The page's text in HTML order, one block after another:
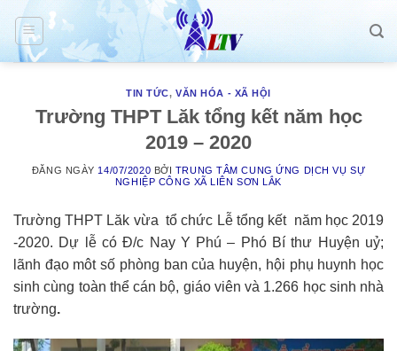
Skip
content
TIN TỨC,VĂN HÓA - XÃ HỘI
Trường THPT Lăk tổng kết năm học
2019 – 2020
ĐĂNG NGÀY 14/07/2020 BỞI TRUNG TÂM CUNG ỨNG DỊCH VỤ SỰ
NGHIỆP CÔNG XÃ LIÊN SƠN LẮK
Trường THPT Lăk vừa tổ chức Lễ tổng kết năm học 2019
-2020. Dự lễ có Đ/c Nay Y Phú – Phó Bí thư Huyện uỷ;
lãnh đạo môt số phòng ban của huyện, hội phụ huynh học
sinh cùng toàn thể cán bộ, giáo viên và 1.266 học sinh nhà
trường.